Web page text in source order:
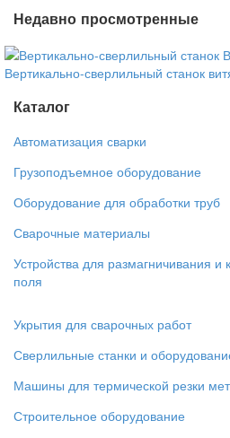
Недавно просмотренные
Вертикально-сверлильный станок
Каталог
Автоматизация сварки
Грузоподъемное оборудование
Оборудование для обработки труб
Сварочные материалы
Устройства для размагничивания и
поля
Укрытия для сварочных работ
Сверлильные станки и
Машины для термической резки
Строительное оборудование